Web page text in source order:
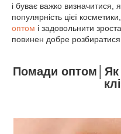
і буває важко визначитися,
популярність цієї
оптом і задовольнити
повинен добре розбиратися
Помади оптом│Як